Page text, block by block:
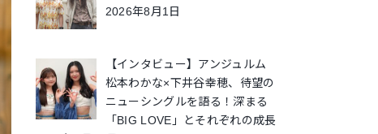
2026年8月1日
【インタビュー】アンジュルム
松本わかな×下井谷幸穂、待望の
ニューシングルを語る！深まる
「BIG LOVE」とそれぞれの成長